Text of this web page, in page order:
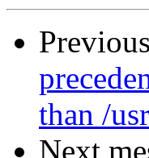
than /
Next